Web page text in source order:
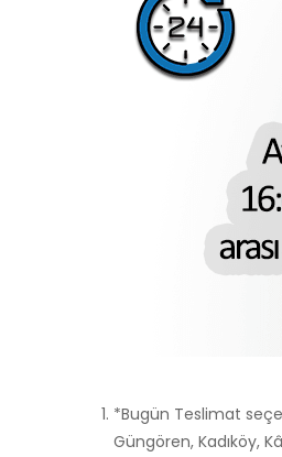
*Bugün Teslimat
Güngören, Kadıköy,